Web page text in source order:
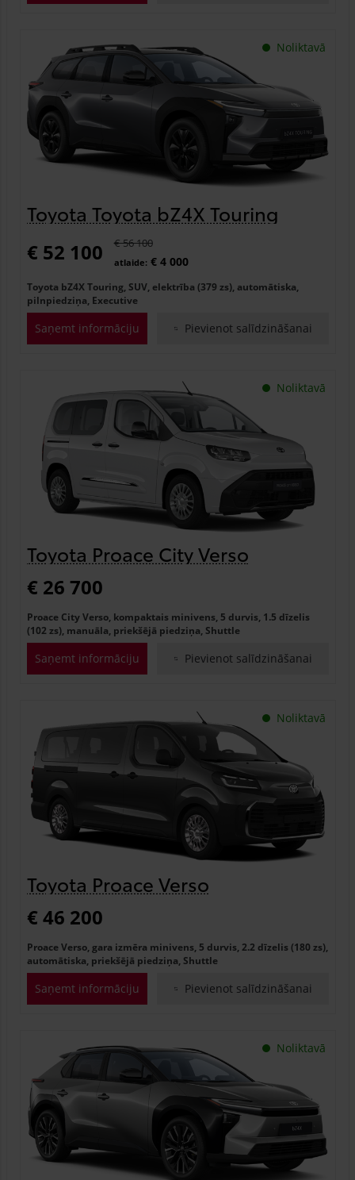
Noliktavā
Toyota Toyota bZ4X Touring
€ 52 100 € 56 100
atlaide: € 4 000
Toyota bZ4X Touring, SUV, elektrība (379 zs), automātiska,
pilnpiedziņa, Executive
Saņemt informāciju Pievienot salīdzināšanai
Noliktavā
Toyota Proace City Verso
€ 26 700
Proace City Verso, kompaktais minivens, 5 durvis, 1.5 dīzelis
(102 zs), manuāla, priekšējā piedziņa, Shuttle
Saņemt informāciju Pievienot salīdzināšanai
Noliktavā
Toyota Proace Verso
€ 46 200
Proace Verso, gara izmēra minivens, 5 durvis, 2.2 dīzelis (180 zs),
automātiska, priekšējā piedziņa, Shuttle
Saņemt informāciju Pievienot salīdzināšanai
Noliktavā